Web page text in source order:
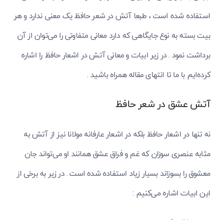
استفاده شده است ، طبعا آتش در شعر حافظ یک معنی ندارد و هر
بیت بسته به نوع جایگاهی که دارد معانی متفاوتی را می‌توان از آن
برداشت نمود . در زیر ابیات و معانی آتش در اشعار حافظ را اشاره
کرده‌ایم با ما تا انتهای مقاله همراه باشید .
آتش عشق در شعر حافظ
نه تنها در اشعار حافظ بلکه در اشعار عارفانه مولانا نیز از آتش به
مثابه عنصری سوزان که غم و فراق عشق همانند او می‌تواند جان
معشوق را بسوزاند بسیار زیاد استفاده شده است . در زیر به برخی از
این ابیات اشاره می‌کنیم :